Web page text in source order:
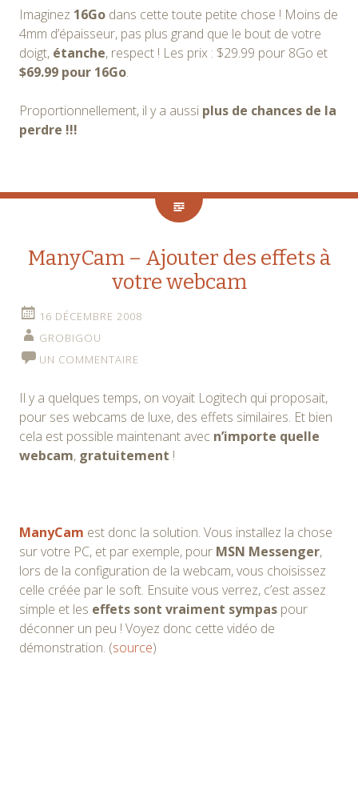
Imaginez 16Go dans cette toute petite chose ! Moins de
4mm d’épaisseur, pas plus grand que le bout de votre
doigt, étanche, respect ! Les prix : $29.99 pour 8Go et
$69.99 pour 16Go.
Proportionnellement, il y a aussi plus de chances de la
perdre !!!
ManyCam – Ajouter des effets à
votre webcam
16 DÉCEMBRE 2008
GROBIGOU
UN COMMENTAIRE
Il y a quelques temps, on voyait Logitech qui proposait,
pour ses webcams de luxe, des effets similaires. Et bien
cela est possible maintenant avec n’importe quelle
webcam, gratuitement !
ManyCam est donc la solution. Vous installez la chose
sur votre PC, et par exemple, pour MSN Messenger,
lors de la configuration de la webcam, vous choisissez
celle créée par le soft. Ensuite vous verrez, c’est assez
simple et les effets sont vraiment sympas pour
déconner un peu ! Voyez donc cette vidéo de
démonstration. (source)